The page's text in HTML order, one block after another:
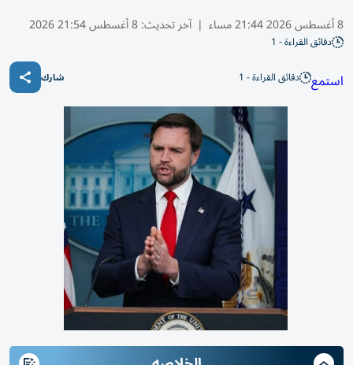
8 أغسطس 2026 21:44 مساء | آخر تحديث:8 أغسطس 21:54 2026
دقائق القراءة - 1
استمع دقائق القراءة - 1 شارك